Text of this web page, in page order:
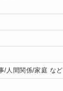
/人間関係/家庭 など